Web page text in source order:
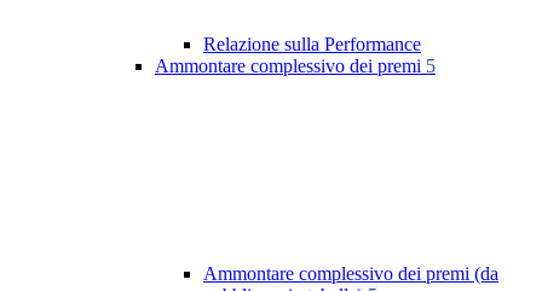
Relazione sulla Performance
Ammontare complessivo dei premi 5
Ammontare complessivo dei premi (da